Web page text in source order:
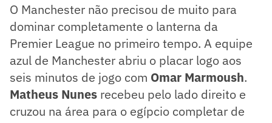
O Manchester não precisou de muito para
dominar completamente o lanterna da
Premier League no primeiro tempo. A equipe
azul de Manchester abriu o placar logo aos
seis minutos de jogo com Omar Marmoush.
Matheus Nunes recebeu pelo lado direito e
cruzou na área para o egípcio completar de